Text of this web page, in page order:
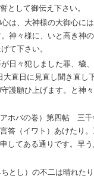
として御伝え下さい。
は、大神様の大御心に
神々様に、いと高き神
て下さい。
日々犯しました罪、穢、
大直日に見直し聞き直し
護願ひ上げます。と神
アホバの巻）第四帖 三
答（イワト）あけたり
してある通りです。早
とし）の不二は晴れたり